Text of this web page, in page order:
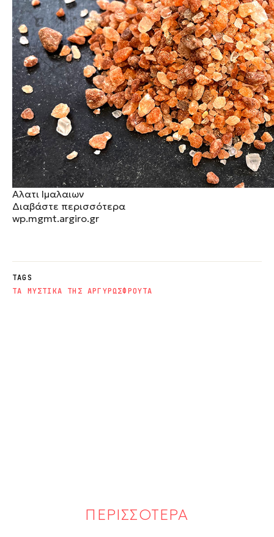
Αλατι Ιμαλαιων
Διαβάστε περισσότερα
wp.mgmt.argiro.gr
TAGS
ΤΑ ΜΥΣΤΙΚΑ ΤΗΣ ΑΡΓΥΡΩΣΦΡΟΥΤΑ
ΠΕΡΙΣΣΟΤΕΡΑ